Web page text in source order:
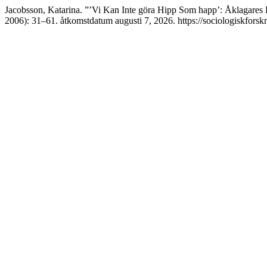
Jacobsson, Katarina. ”’Vi Kan Inte göra Hipp Som happ’:
2006): 31–61. åtkomstdatum augusti 7, 2026. https://